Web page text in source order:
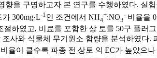
향을 구명하고자 본 연구를 수행하였다. 실
300mg·L-1인 조건에서 NH4
+:NO3
- 비율을
하였고, 비료를 포함한 상 토를 50구 플러
사와 식물체 무기원소 함량을 분석하였다
율이 클수록 파종 전 상토 의 EC가 높았으